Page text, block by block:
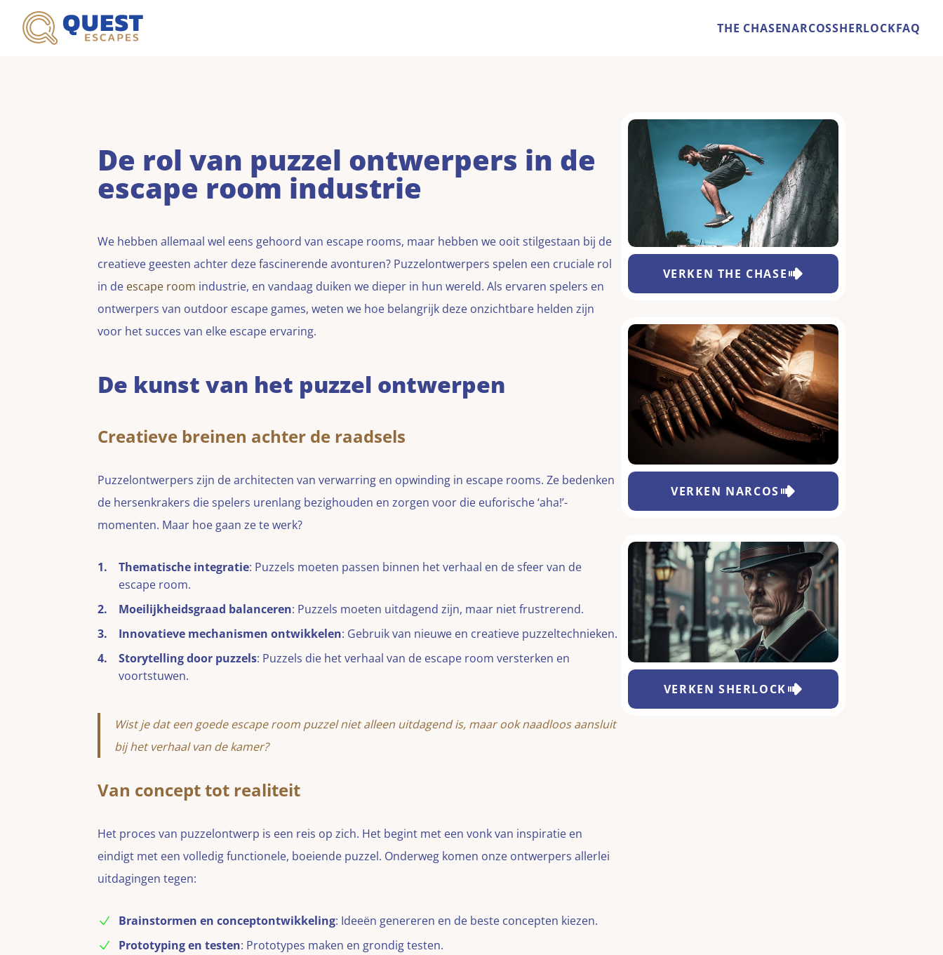
THE CHASENARCOSSHERLOCKFAQ
De rol van puzzel ontwerpers in de
escape room industrie
We hebben allemaal wel eens gehoord van escape rooms, maar hebben we ooit stilgestaan bij de
creatieve geesten achter deze fascinerende avonturen? Puzzelontwerpers spelen een cruciale rol
in de escape room industrie, en vandaag duiken we dieper in hun wereld. Als ervaren spelers en
ontwerpers van outdoor escape games, weten we hoe belangrijk deze onzichtbare helden zijn
voor het succes van elke escape ervaring.
De kunst van het puzzel ontwerpen
Creatieve breinen achter de raadsels
Puzzelontwerpers zijn de architecten van verwarring en opwinding in escape rooms. Ze bedenken
de hersenkrakers die spelers urenlang bezighouden en zorgen voor die euforische ‘aha!’-
momenten. Maar hoe gaan ze te werk?
Thematische integratie: Puzzels moeten passen binnen het verhaal en de sfeer van de
escape room.
Moeilijkheidsgraad balanceren: Puzzels moeten uitdagend zijn, maar niet frustrerend.
Innovatieve mechanismen ontwikkelen: Gebruik van nieuwe en creatieve puzzeltechnieken.
Storytelling door puzzels: Puzzels die het verhaal van de escape room versterken en
voortstuwen.
Wist je dat een goede escape room puzzel niet alleen uitdagend is, maar ook naadloos aansluit
bij het verhaal van de kamer?
Van concept tot realiteit
Het proces van puzzelontwerp is een reis op zich. Het begint met een vonk van inspiratie en
eindigt met een volledig functionele, boeiende puzzel. Onderweg komen onze ontwerpers allerlei
uitdagingen tegen:
Brainstormen en conceptontwikkeling: Ideeën genereren en de beste concepten kiezen.
Prototyping en testen: Prototypes maken en grondig testen.
VERKEN THE CHASE
VERKEN NARCOS
VERKENSHERLOCK